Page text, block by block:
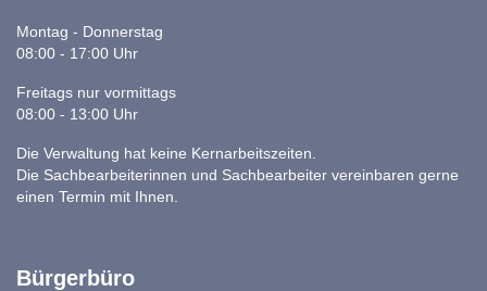
Montag - Donnerstag
08:00 - 17:00 Uhr
Freitags nur vormittags
08:00 - 13:00 Uhr
Die Verwaltung hat keine Kernarbeitszeiten.
Die Sachbearbeiterinnen und Sachbearbeiter vereinbaren gerne
einen Termin mit Ihnen.
Bürgerbüro